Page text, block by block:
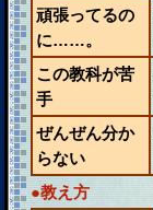
頑張ってるの
に……。
この教科が苦
手
ぜんぜん分か
らない
●教え方